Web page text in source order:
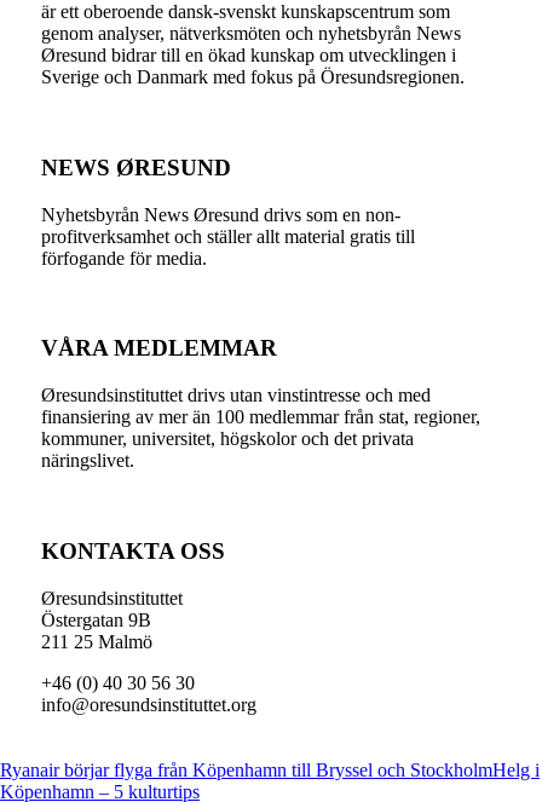
är ett oberoende dansk-svenskt kunskapscentrum som
genom analyser, nätverksmöten och nyhetsbyrån News
Øresund bidrar till en ökad kunskap om utvecklingen i
Sverige och Danmark med fokus på Öresundsregionen.
NEWS ØRESUND
Nyhetsbyrån News Øresund drivs som en non-
profitverksamhet och ställer allt material gratis till
förfogande för media.
VÅRA MEDLEMMAR
Øresundsinstituttet drivs utan vinst­intresse och med
finansiering av mer än 100 medlemmar från stat, regioner,
kommuner, universitet, högskolor och det privata
näringslivet.
KONTAKTA OSS
Øresundsinstituttet
Östergatan 9B
211 25 Malmö
+46 (0) 40 30 56 30
info@oresundsinstituttet.org
Ryanair börjar flyga från Köpenhamn till Bryssel och StockholmHelg i
Köpenhamn – 5 kulturtips